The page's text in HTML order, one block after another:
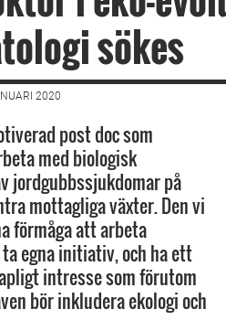
sökes
2020
post doc som
med biologisk
jordgubbssjukdomar på
mottagliga växter. Den vi
förmåga att arbeta
egna initiativ, och ha ett
intresse som förutom
bör inkludera ekologi och